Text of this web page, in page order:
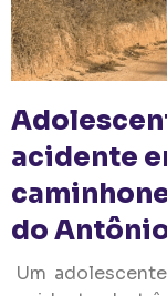
acidente
do
Um